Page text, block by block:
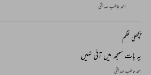
احمد حاطب صدیقی
پچھلی نظم
یہ بات سمجھ میں آئی نہیں
احمد حاطب صدیقی